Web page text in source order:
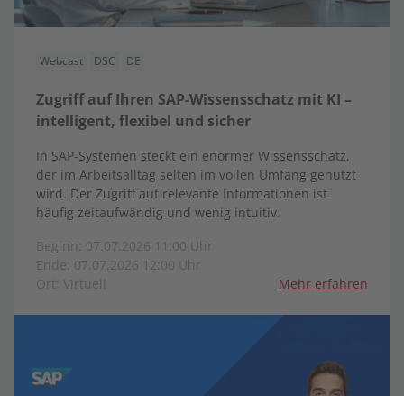
Webcast DSC DE
Zugriff auf Ihren SAP-Wissensschatz mit KI –
intelligent, flexibel und sicher
In SAP-Systemen steckt ein enormer Wissensschatz,
der im Arbeitsalltag selten im vollen Umfang genutzt
wird. Der Zugriff auf relevante Informationen ist
häufig zeitaufwändig und wenig intuitiv.
Beginn: 07.07.2026 11:00 Uhr
Ende: 07.07.2026 12:00 Uhr
Ort: Virtuell
Mehr erfahren